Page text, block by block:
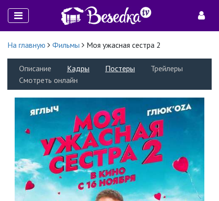
На главную Фильмы Моя ужасная сестра 2
Описание Кадры Постеры
Трейлеры
Смотреть онлайн